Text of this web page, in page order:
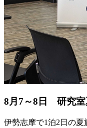
8月7～8日 研究室
伊勢志摩で1泊2日の